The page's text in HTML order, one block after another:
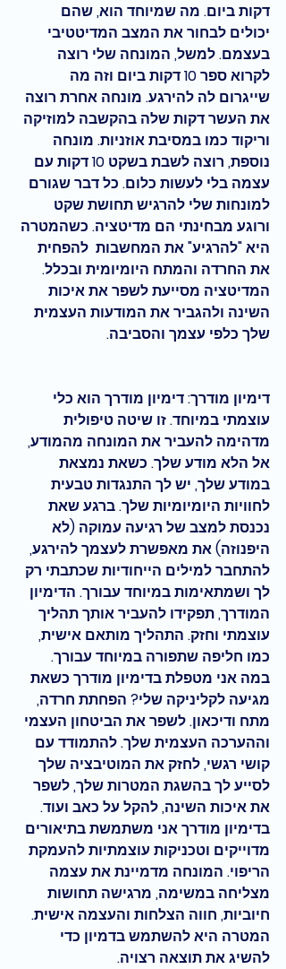
דקות ביום. מה שמיוחד הוא, שהם
יכולים לבחור את המצב המדיטטיבי
בעצמם. למשל, המונחה שלי רוצה
לקרוא ספר 10 דקות ביום וזה מה
שייגרום לה להירגע. מונחה אחרת רוצה
את העשר דקות שלה בהקשבה למוזיקה
וריקוד כמו במסיבת אוזניות. מונחה
נוספת, רוצה לשבת בשקט 10 דקות עם
עצמה בלי לעשות כלום. כל דבר שגורם
למונחות שלי להרגיש תחושת שקט
ורוגע מבחינתי הם מדיטציה. כשהמטרה
היא "להרגיע" את המחשבות להפחית
את החרדה והמתח היומיומית ובכלל.
המדיטציה מסייעת לשפר את איכות
השינה ולהגביר את המודעות העצמית
שלך כלפי עצמך והסביבה.
דימיון מודרך: דימיון מודרך הוא כלי
עוצמתי במיוחד. זו שיטה טיפולית
מדהימה להעביר את המונחה מהמודע,
אל הלא מודע שלך. כשאת נמצאת
במודע שלך, יש לך התנגדות טבעית
לחוויות היומיומיות שלך. ברגע שאת
נכנסת למצב של רגיעה עמוקה (לא
היפנוזה) את מאפשרת לעצמך להירגע,
להתחבר למילים הייחודיות שכתבתי רק
לך ושמתאימות במיוחד עבורך. הדימיון
המודרך, תפקידו להעביר אותך תהליך
עוצמתי וחזק. התהליך מותאם אישית,
כמו חליפה שתפורה במיוחד עבורך.
במה אני מטפלת בדימיון מודרך כשאת
מגיעה לקליניקה שלי? הפחתת חרדה,
מתח ודיכאון. לשפר את הביטחון העצמי
וההערכה העצמית שלך. להתמודד עם
קושי רגשי, לחזק את המוטיבציה שלך
לסייע לך בהשגת המטרות שלך, לשפר
את איכות השינה, להקל על כאב ועוד.
בדימיון מודרך אני משתמשת בתיאורים
מדוייקים וטכניקות עוצמתיות להעמקת
הריפוי. המונחה מדמיינת את עצמה
מצליחה במשימה, מרגישה תחושות
חיוביות, חווה הצלחות והעצמה אישית.
המטרה היא להשתמש בדמיון כדי
להשיג את תוצאה רצויה.